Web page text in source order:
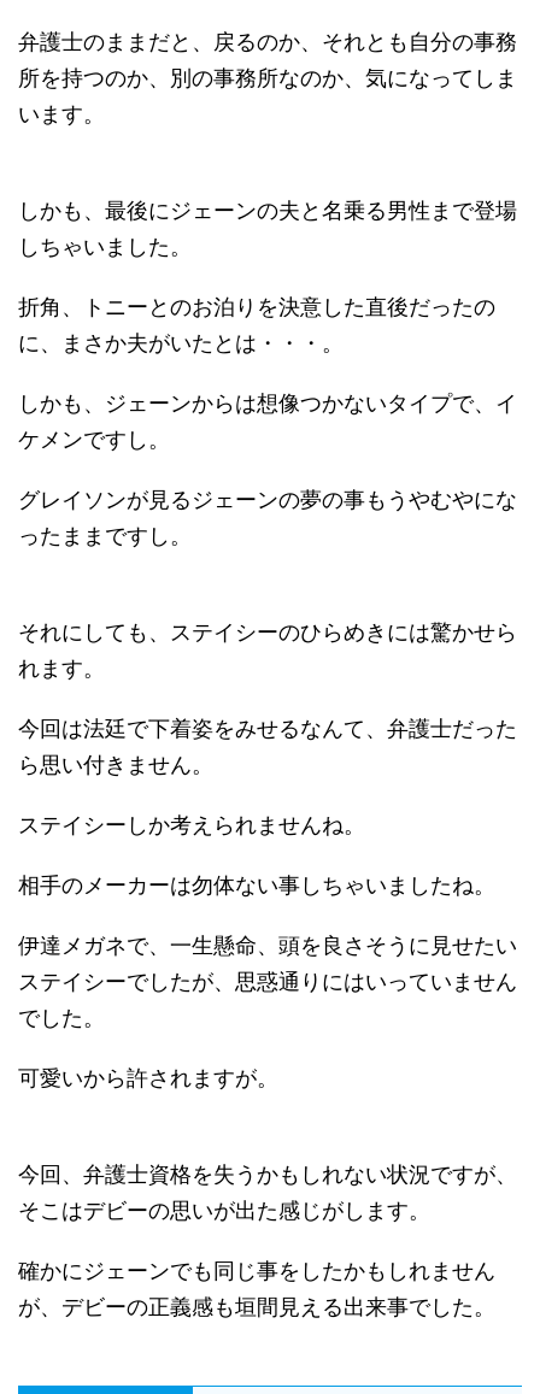
弁護士のままだと、戻るのか、それとも自分の事務
所を持つのか、別の事務所なのか、気になってしま
います。
しかも、最後にジェーンの夫と名乗る男性まで登場
しちゃいました。
折角、トニーとのお泊りを決意した直後だったの
に、まさか夫がいたとは・・・。
しかも、ジェーンからは想像つかないタイプで、イ
ケメンですし。
グレイソンが見るジェーンの夢の事もうやむやにな
ったままですし。
それにしても、ステイシーのひらめきには驚かせら
れます。
今回は法廷で下着姿をみせるなんて、弁護士だった
ら思い付きません。
ステイシーしか考えられませんね。
相手のメーカーは勿体ない事しちゃいましたね。
伊達メガネで、一生懸命、頭を良さそうに見せたい
ステイシーでしたが、思惑通りにはいっていません
でした。
可愛いから許されますが。
今回、弁護士資格を失うかもしれない状況ですが、
そこはデビーの思いが出た感じがします。
確かにジェーンでも同じ事をしたかもしれません
が、デビーの正義感も垣間見える出来事でした。